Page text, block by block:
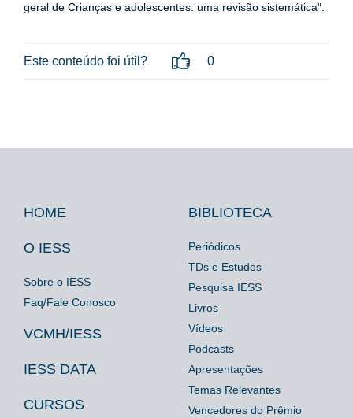
geral de Crianças e adolescentes: uma revisão sistemática".
Este conteúdo foi útil? 0
Footer
IESS
HOME
O IESS
Sobre o IESS
Faq/Fale Conosco
VCMH/IESS
IESS DATA
CURSOS
Footer
Biblioteca
BIBLIOTECA
Periódicos
TDs e Estudos
Pesquisa IESS
Livros
Vídeos
Podcasts
Apresentações
Temas Relevantes
Vencedores do Prêmio
Footer
Espaço
Imprensa